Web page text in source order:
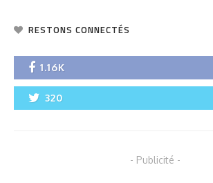
RESTONS CONNECTÉS
1.16K
320
- Publicité -